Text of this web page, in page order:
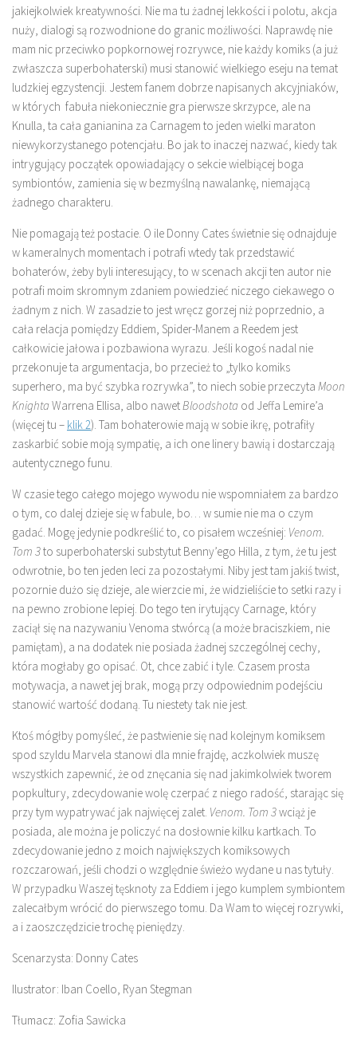
jakiejkolwiek kreatywności. Nie ma tu żadnej lekkości i polotu, akcja
nuży, dialogi są rozwodnione do granic możliwości. Naprawdę nie
mam nic przeciwko popkornowej rozrywce, nie każdy komiks (a już
zwłaszcza superbohaterski) musi stanowić wielkiego eseju na temat
ludzkiej egzystencji. Jestem fanem dobrze napisanych akcyjniaków,
w których fabuła niekoniecznie gra pierwsze skrzypce, ale na
Knulla, ta cała ganianina za Carnagem to jeden wielki maraton
niewykorzystanego potencjału. Bo jak to inaczej nazwać, kiedy tak
intrygujący początek opowiadający o sekcie wielbiącej boga
symbiontów, zamienia się w bezmyślną nawalankę, niemającą
żadnego charakteru.
Nie pomagają też postacie. O ile Donny Cates świetnie się odnajduje
w kameralnych momentach i potrafi wtedy tak przedstawić
bohaterów, żeby byli interesujący, to w scenach akcji ten autor nie
potrafi moim skromnym zdaniem powiedzieć niczego ciekawego o
żadnym z nich. W zasadzie to jest wręcz gorzej niż poprzednio, a
cała relacja pomiędzy Eddiem, Spider-Manem a Reedem jest
całkowicie jałowa i pozbawiona wyrazu. Jeśli kogoś nadal nie
przekonuje ta argumentacja, bo przecież to „tylko komiks
superhero, ma być szybka rozrywka”, to niech sobie przeczyta Moon
KnightaWarrena Ellisa, albo nawetBloodshota od Jeffa Lemire’a
(więcej tu – klik 2). Tam bohaterowie mają w sobie ikrę, potrafiły
zaskarbić sobie moją sympatię, a ich one linery bawią i dostarczają
autentycznego funu.
W czasie tego całego mojego wywodu nie wspomniałem za bardzo
o tym, co dalej dzieje się w fabule, bo… w sumie nie ma o czym
gadać. Mogę jedynie podkreślić to, co pisałem wcześniej: Venom.
Tom 3to superbohaterski substytut Benny’ego Hilla, z tym, że tu jest
odwrotnie, bo ten jeden leci za pozostałymi. Niby jest tam jakiś twist,
pozornie dużo się dzieje, ale wierzcie mi, że widzieliście to setki razy i
na pewno zrobione lepiej. Do tego ten irytujący Carnage, który
zaciął się na nazywaniu Venoma stwórcą (a może braciszkiem, nie
pamiętam), a na dodatek nie posiada żadnej szczególnej cechy,
która mogłaby go opisać. Ot, chce zabić i tyle. Czasem prosta
motywacja, a nawet jej brak, mogą przy odpowiednim podejściu
stanowić wartość dodaną. Tu niestety tak nie jest.
Ktoś mógłby pomyśleć, że pastwienie się nad kolejnym komiksem
spod szyldu Marvela stanowi dla mnie frajdę, aczkolwiek muszę
wszystkich zapewnić, że od znęcania się nad jakimkolwiek tworem
popkultury, zdecydowanie wolę czerpać z niego radość, starając się
przy tym wypatrywać jak najwięcej zalet. Venom. Tom 3wciąż je
posiada, ale można je policzyć na dosłownie kilku kartkach. To
zdecydowanie jedno z moich największych komiksowych
rozczarowań, jeśli chodzi o względnie świeżo wydane u nas tytuły.
W przypadku Waszej tęsknoty za Eddiem i jego kumplem symbiontem
zalecałbym wrócić do pierwszego tomu. Da Wam to więcej rozrywki,
a i zaoszczędzicie trochę pieniędzy.
Scenarzysta: Donny Cates
Ilustrator: Iban Coello, Ryan Stegman
Tłumacz: Zofia Sawicka